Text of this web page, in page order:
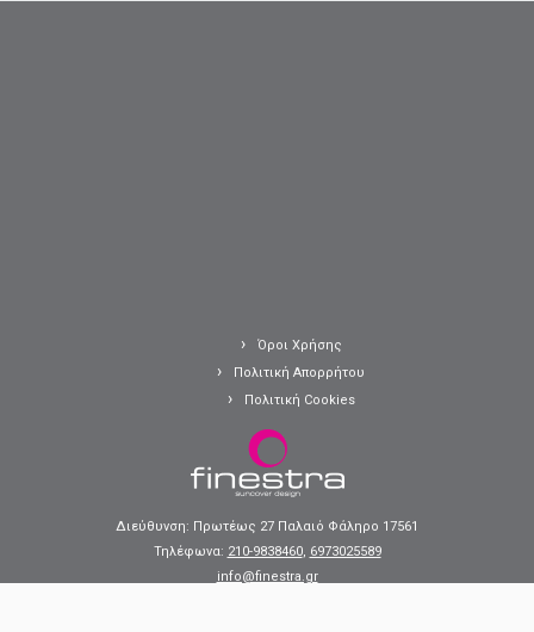
Όροι Χρήσης
Πολιτική Απορρήτου
Πολιτική Cookies
Διεύθυνση: Πρωτέως 27 Παλαιό Φάληρο 17561
Τηλέφωνα: 210-9838460, 6973025589
info@finestra.gr